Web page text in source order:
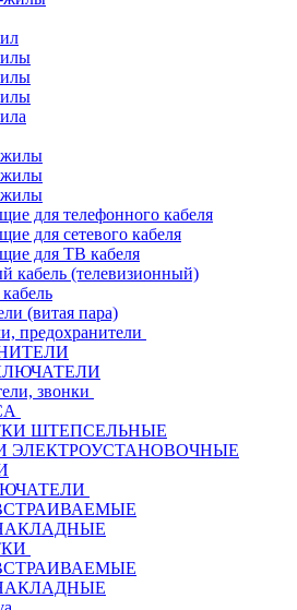
для телефонного кабеля
для сетевого кабеля
для ТВ кабеля
кабель (телевизионный)
(витая пара)
предохранители
звонки
ШТЕПСЕЛЬНЫЕ
ЭЛЕКТРОУСТАНОВОЧНЫЕ